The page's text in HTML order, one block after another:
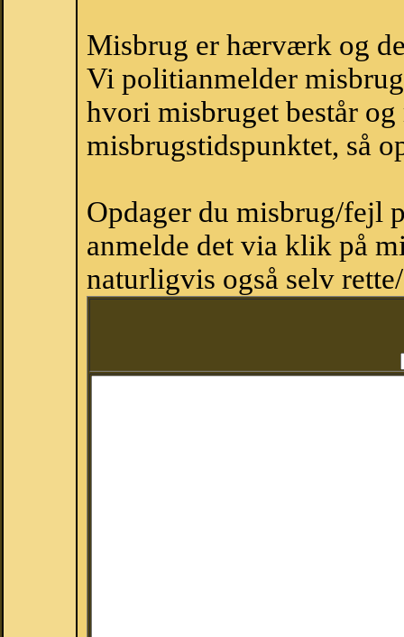
Misbrug er hærværk og
Vi politianmelder
hvori misbruget består
misbrugstidspunktet, så
Opdager du misbrug/fejl
anmelde det via klik på
naturligvis også selv